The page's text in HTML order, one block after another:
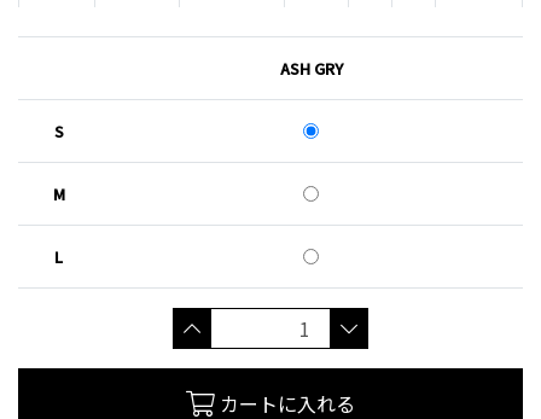
ASH GRY
S
M
L
カートに入れる